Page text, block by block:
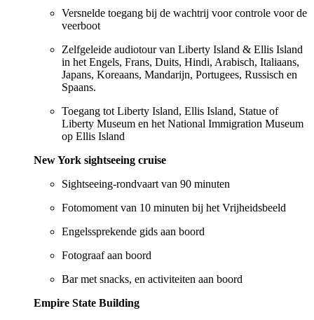
Versnelde toegang bij de wachtrij voor controle voor de
veerboot
Zelfgeleide audiotour van Liberty Island & Ellis Island
in het Engels, Frans, Duits, Hindi, Arabisch, Italiaans,
Japans, Koreaans, Mandarijn, Portugees, Russisch en
Spaans.
Toegang tot Liberty Island, Ellis Island, Statue of
Liberty Museum en het National Immigration Museum
op Ellis Island
New York sightseeing cruise
Sightseeing-rondvaart van 90 minuten
Fotomoment van 10 minuten bij het Vrijheidsbeeld
Engelssprekende gids aan boord
Fotograaf aan boord
Bar met snacks, en activiteiten aan boord
Empire State Building